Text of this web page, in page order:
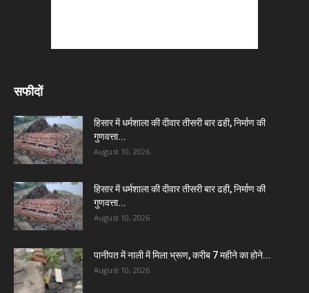
सफीदों
हिसार में धर्मशाला की दीवार तीसरी बार ढही, निर्माण की
गुणवत्ता...
August 10, 2026
हिसार में धर्मशाला की दीवार तीसरी बार ढही, निर्माण की
गुणवत्ता...
August 10, 2026
पानीपत में नाली में मिला भ्रूण, करीब 7 महीने का होने...
August 10, 2026